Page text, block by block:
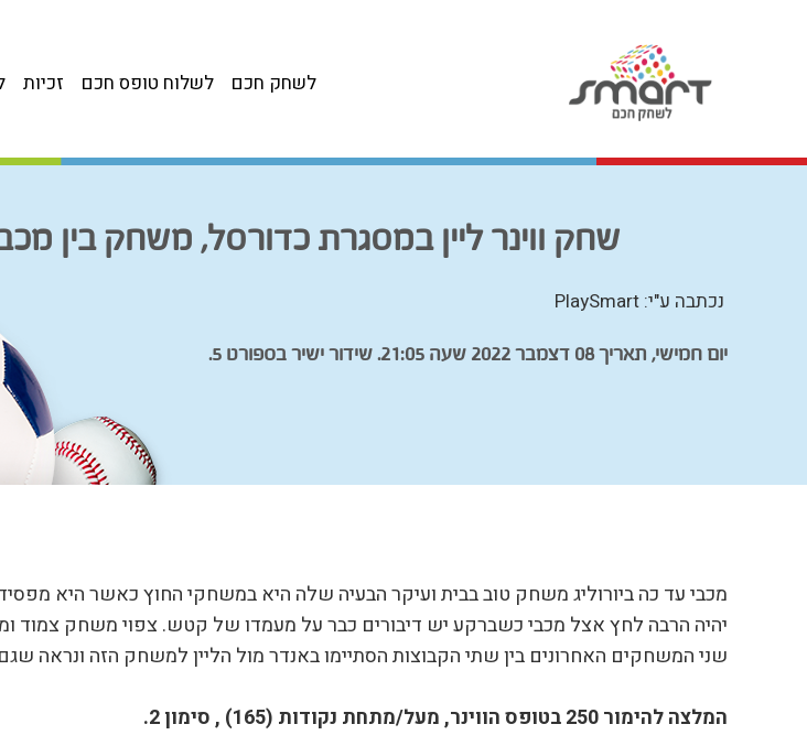
זכיות לשלוח טופס חכם לשחק חכם
שחק ווינר ליין במסגרת כדורסל, משחק בין
נכתבה ע"י: PlaySmart
יום חמישי, תאריך 08 דצמבר 2022 שעה 21:05. שידור ישיר בספורט 5.
מכבי עד כה ביורוליג משחק טוב בבית ועיקר הבעיה שלה היא במשחקי החוץ כאשר היא
יהיה הרבה לחץ אצל מכבי כשברקע יש דיבורים כבר על מעמדו של קטש. צפוי משחק צמוד
שני המשחקים האחרונים בין שתי הקבוצות הסתיימו באנדר מול הליין למשחק הזה ונראה
המלצה להימור 250 בטופס הווינר, מעל/מתחת נקודות (165) , סימון 2.